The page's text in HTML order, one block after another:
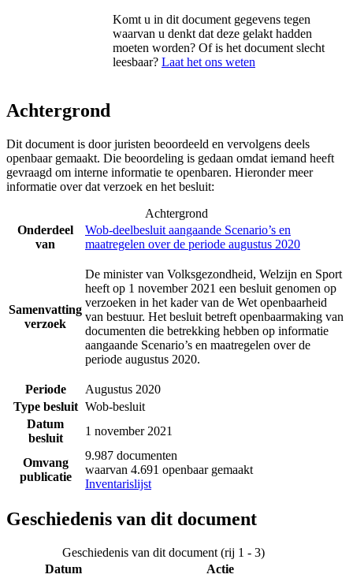
Komt u in dit document gegevens tegen
waarvan u denkt dat deze gelakt hadden
moeten worden? Of is het document slecht
leesbaar? Laat het ons weten
Achtergrond
Dit document is door juristen beoordeeld en vervolgens deels
openbaar gemaakt. Die beoordeling is gedaan omdat iemand heeft
gevraagd om interne informatie te openbaren. Hieronder meer
informatie over dat verzoek en het besluit:
Achtergrond
Onderdeel
van
Wob-deelbesluit aangaande Scenario’s en
maatregelen over de periode augustus 2020
Samenvatting
verzoek
De minister van Volksgezondheid, Welzijn en Sport
heeft op 1 november 2021 een besluit genomen op
verzoeken in het kader van de Wet openbaarheid
van bestuur. Het besluit betreft openbaarmaking van
documenten die betrekking hebben op informatie
aangaande Scenario’s en maatregelen over de
periode augustus 2020.
Periode
Augustus 2020
Type besluit Wob-besluit
Datum
besluit
1 november 2021
Omvang
publicatie
9.987 documenten
waarvan 4.691 openbaar gemaakt
Inventarislijst
Geschiedenis van dit document
Geschiedenis van dit document (rij 1 - 3)
Datum
Actie